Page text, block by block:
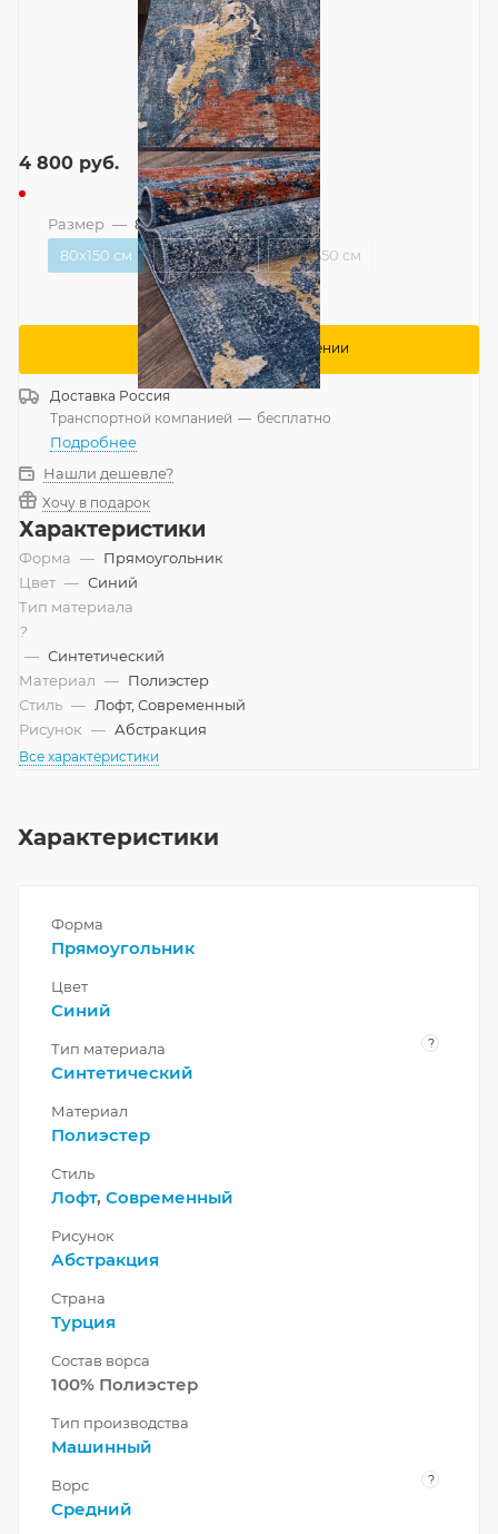
4 800 руб.
Размер — 80x150 см
80x150 см
120x200 см 250x350 см
Сообщить о поступлении
Доставка Россия
Транспортной компанией — бесплатно
Подробнее
Нашли дешевле?
Хочу в подарок
Характеристики
Форма — Прямоугольник
Цвет — Синий
Тип материала
?
— Синтетический
Материал — Полиэстер
Стиль — Лофт, Современный
Рисунок — Абстракция
Все характеристики
Характеристики
Форма
Прямоугольник
Цвет
Синий
Тип материала ?
Синтетический
Материал
Полиэстер
Стиль
Лофт, Современный
Рисунок
Абстракция
Страна
Турция
Состав ворса
100% Полиэстер
Тип производства
Машинный
Ворс ?
Средний